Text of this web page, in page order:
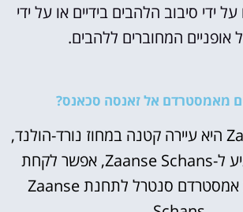
ידי סיבוב הלהבים בידיים או על ידי
אופניים המחוברים ללהבים.
מאמסטרדם אל זאנסה סכאנס?
Zaanse Schenes היא עיירה קטנה במחוז נורד-הולנד,
הולנד. כדי להגיע ל-Zaanse Schans, אפשר לקחת
רכבת מתחנת אמסטרדם סנטרל לתחנת Zaanse